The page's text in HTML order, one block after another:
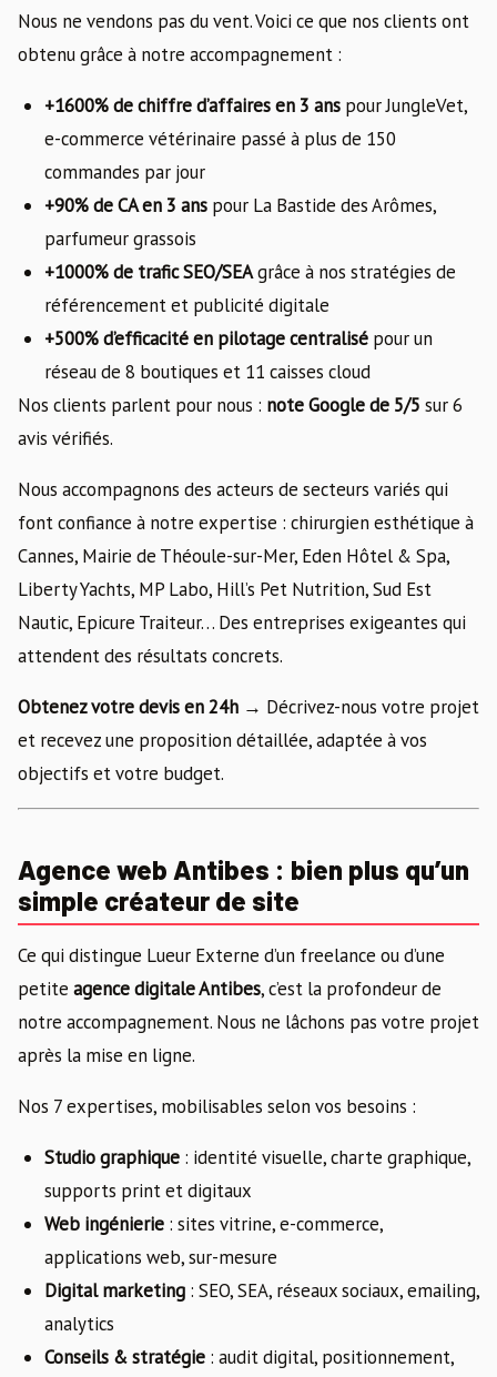
Nous ne vendons pas du vent. Voici ce que nos clients ont
obtenu grâce à notre accompagnement :
+1600% de chiffre d’affaires en 3 ans pour JungleVet,
e-commerce vétérinaire passé à plus de 150
commandes par jour
+90% de CA en 3 ans pour La Bastide des Arômes,
parfumeur grassois
+1000% de trafic SEO/SEAgrâce à nos stratégies de
référencement et publicité digitale
+500% d’efficacité en pilotage centralisé pour un
réseau de 8 boutiques et 11 caisses cloud
Nos clients parlent pour nous : note Google de 5/5 sur 6
avis vérifiés.
Nous accompagnons des acteurs de secteurs variés qui
font confiance à notre expertise : chirurgien esthétique à
Cannes, Mairie de Théoule-sur-Mer, Eden Hôtel & Spa,
Liberty Yachts, MP Labo, Hill’s Pet Nutrition, Sud Est
Nautic, Epicure Traiteur… Des entreprises exigeantes qui
attendent des résultats concrets.
Obtenez votre devis en 24h → Décrivez-nous votre projet
et recevez une proposition détaillée, adaptée à vos
objectifs et votre budget.
Agence web Antibes : bien plus qu’un
simple créateur de site
Ce qui distingue Lueur Externe d’un freelance ou d’une
petite agence digitale Antibes, c’est la profondeur de
notre accompagnement. Nous ne lâchons pas votre projet
après la mise en ligne.
Nos 7 expertises, mobilisables selon vos besoins :
Studio graphique : identité visuelle, charte graphique,
supports print et digitaux
Web ingénierie : sites vitrine, e-commerce,
applications web, sur-mesure
Digital marketing : SEO, SEA, réseaux sociaux, emailing,
analytics
Conseils & stratégie : audit digital, positionnement,